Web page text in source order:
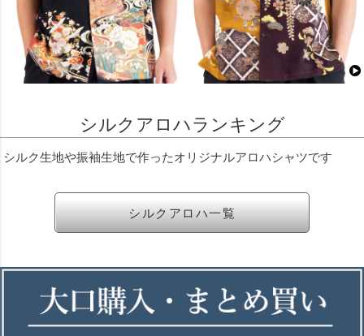
シルクアロハランキング
シルク生地や振袖生地で作ったオリジナルアロハシャツです
シルクアロハ一覧